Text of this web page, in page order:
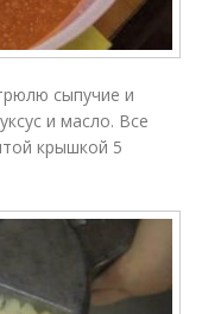
сыпучие и
и масло. Все
крышкой 5